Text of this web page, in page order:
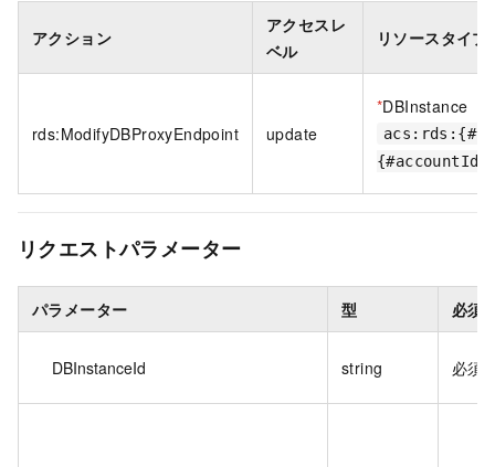
アクション
アクセスレ
ベル
リソースタイプ
rds:ModifyDBProxyEndpoint update
*DBInstance
リクエストパラメーター
パラメーター 型 必須
DBInstanceId string 必須